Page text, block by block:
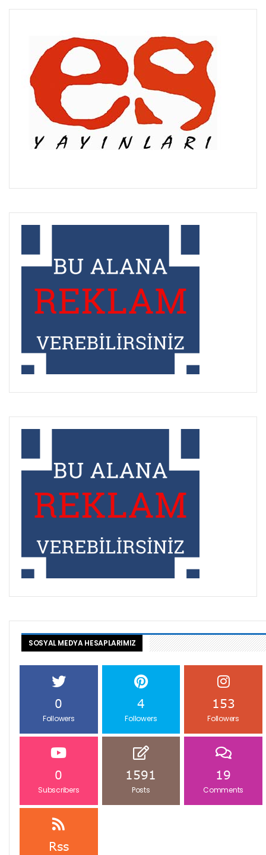
SOSYAL MEDYA HESAPLARIMIZ
0
Followers
4
Followers
153
Followers
0
Subscribers
1591
Posts
19
Comments
Rss